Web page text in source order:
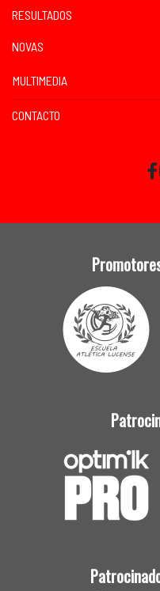
RESULTADOS
NOVAS
MULTIMEDIA
CONTACTO